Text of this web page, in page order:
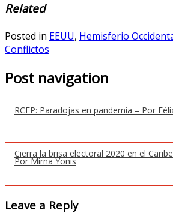
Related
Posted in EEUU, Hemisferio
Conflictos
Post navigation
RCEP: Paradojas en pandemia – Por
Cierra la brisa electoral 2020 en el
Por Mirna Yonis
Leave a Reply